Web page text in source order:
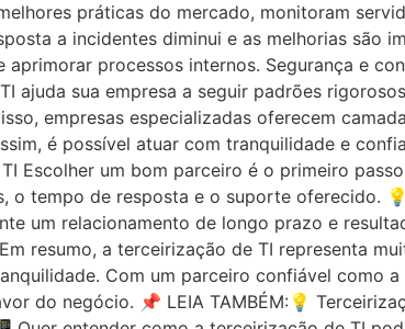
práticas do mercado, monitoram
a incidentes diminui e as melhorias são
processos internos. Segurança e
ajuda sua empresa a seguir padrões
empresas especializadas oferecem
é possível atuar com tranquilidade e
Escolher um bom parceiro é o primeiro
o tempo de resposta e o suporte oferecido.
um relacionamento de longo prazo e
resumo, a terceirização de TI representa
Com um parceiro confiável como
do negócio. 📌 LEIA TAMBÉM:💡